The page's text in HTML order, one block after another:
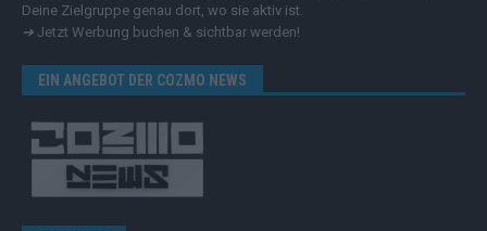
Deine Zielgruppe genau dort, wo sie aktiv ist.
➔ Jetzt Werbung buchen & sichtbar werden!
EIN ANGEBOT DER COZMO NEWS